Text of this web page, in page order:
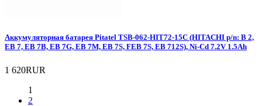
Аккумуляторная батарея Pitatel TSB-062-HIT72-15C (HITACHI p/n: B 2,
EB 7, EB 7B, EB 7G, EB 7M, EB 7S, FEB 7S, EB 712S), Ni-Cd 7.2V 1.5Ah
1 620RUR
1
2